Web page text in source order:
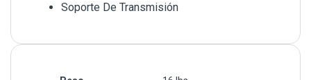
Soporte De Transmisión